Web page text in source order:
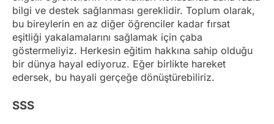
bilgi ve destek sağlanması gereklidir. Toplum olarak,
bu bireylerin en az diğer öğrenciler kadar fırsat
eşitliği yakalamalarını sağlamak için çaba
göstermeliyiz. Herkesin eğitim hakkına sahip olduğu
bir dünya hayal ediyoruz. Eğer birlikte hareket
edersek, bu hayali gerçeğe dönüştürebiliriz.
SSS